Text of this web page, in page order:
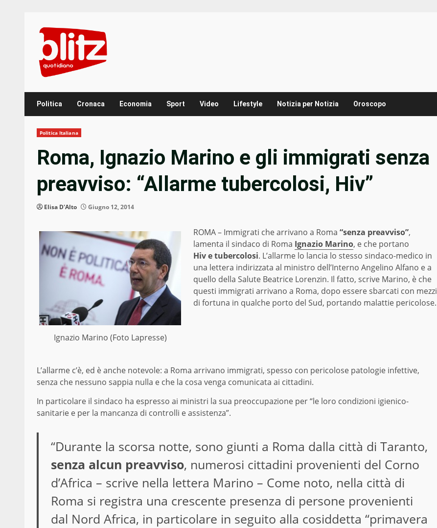
content
Politica Cronaca Economia Sport Video Lifestyle Notizia per Notizia Oroscopo
Politica Italiana
Roma, Ignazio Marino e gli immigrati senza
preavviso: “Allarme tubercolosi, Hiv”
Elisa D'Alto Giugno 12, 2014
Ignazio Marino (Foto Lapresse)
ROMA – Immigrati che arrivano a Roma “senza preavviso”,
lamenta il sindaco di Roma Ignazio Marino, e che portano
Hiv e tubercolosi. L’allarme lo lancia lo stesso sindaco-medico in
una lettera indirizzata al ministro dell’Interno Angelino Alfano e a
quello della Salute Beatrice Lorenzin. Il fatto, scrive Marino, è che
questi immigrati arrivano a Roma, dopo essere sbarcati con mezzi
di fortuna in qualche porto del Sud, portando malattie pericolose.
L’allarme c’è, ed è anche notevole: a Roma arrivano immigrati, spesso con pericolose patologie infettive,
senza che nessuno sappia nulla e che la cosa venga comunicata ai cittadini.
In particolare il sindaco ha espresso ai ministri la sua preoccupazione per “le loro condizioni igienico-
sanitarie e per la mancanza di controlli e assistenza”.
“Durante la scorsa notte, sono giunti a Roma dalla città di Taranto,
senza alcun preavviso, numerosi cittadini provenienti del Corno
d’Africa – scrive nella lettera Marino – Come noto, nella città di
Roma si registra una crescente presenza di persone provenienti
dal Nord Africa, in particolare in seguito alla cosiddetta “primavera